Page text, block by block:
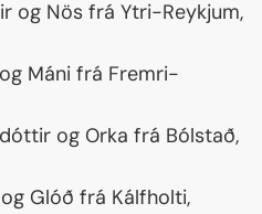
og Nös frá Ytri-Reykjum,
Máni frá Fremri-
og Orka frá Bólstað,
Glóð frá Kálfholti,